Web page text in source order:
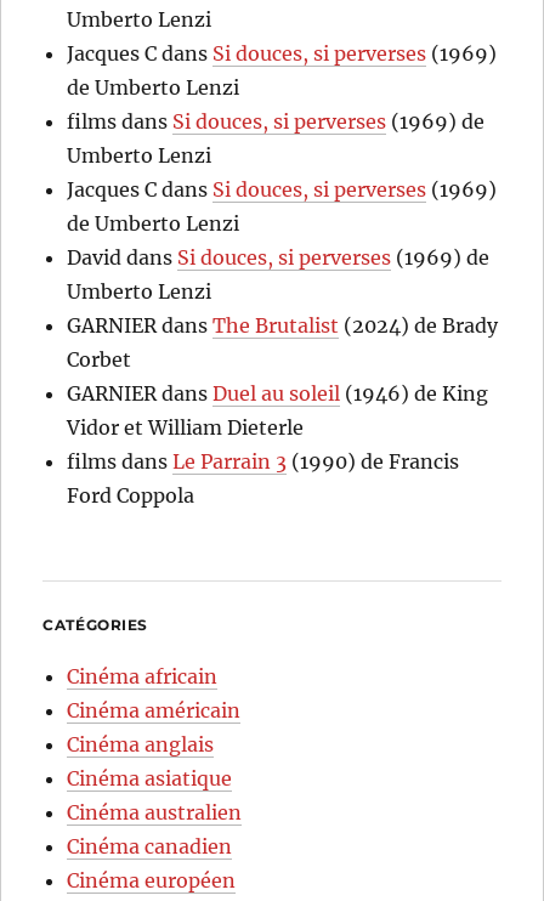
Umberto Lenzi
Jacques C dans Si douces, si perverses (1969)
de Umberto Lenzi
films dans Si douces, si perverses (1969) de
Umberto Lenzi
Jacques C dans Si douces, si perverses (1969)
de Umberto Lenzi
David dans Si douces, si perverses (1969) de
Umberto Lenzi
GARNIERdansThe Brutalist (2024) de Brady
Corbet
GARNIERdansDuel au soleil (1946) de King
Vidor et William Dieterle
films dansLe Parrain 3 (1990) de Francis
Ford Coppola
CATÉGORIES
Cinéma africain
Cinéma américain
Cinéma anglais
Cinéma asiatique
Cinéma australien
Cinéma canadien
Cinéma européen